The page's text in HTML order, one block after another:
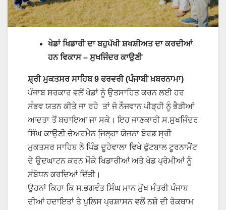
ਖੇਡਾਂ ਖਿਡਾਰੀ ਦਾ ਬਹੁਪੱਖੀ ਸ਼ਖਸ਼ੀਅਤ ਦਾ ਕਰਦੀਆਂ
ਹਨ ਵਿਕਾਸ – ਸੁਖਜਿੰਦਰ ਕਾਉਣੀ
ਸ਼੍ਰੀ ਮੁਕਤਸਰ ਸਾਹਿਬ 9 ਫਰਵਰੀ (ਪੰਜਾਬੀ ਖ਼ਬਰਨਾਮਾ)
ਪੰਜਾਬ ਸਰਕਾਰ ਵਲੋਂ ਖੇਡਾਂ ਨੂੰ ਉਤਸਾਹਿਤ ਕਰਨ ਲਈ ਹਰ
ਸੰਭਵ ਯਤਨ ਕੀਤੇ ਜਾ ਰਹੇ ਤਾਂ ਜੋ ਨੌਜਵਾਨ ਪੀੜ੍ਹੀ ਨੂੰ ਭੈੜੀਆਂ
ਆਦਤਾ ਤੋਂ ਬਚਾਇਆ ਜਾ ਸਕੇ। ਇਹ ਜਾਣਕਾਰੀ ਸ.ਸੁਖਜਿੰਦਰ
ਸਿੰਘ ਕਾਉਣੀ ਚੇਅਰਮੈਨ ਜਿ਼ਲ੍ਹਾ ਯੋਜਨਾ ਬੋਰਡ ਸ੍ਰੀ
ਮੁਕਤਸਰ ਸਾਹਿਬ ਨੇ ਪਿੰਡ ਦੂਹੇਵਾਲਾ ਵਿਖੇ ਫੁੱਟਬਾਲ ਟੂਰਨਾਮੈਂਟ
ਦੇ ਉਦਘਾਟਨ ਕਰਨ ਮੌਕੇ ਖਿਡਾਰੀਆਂ ਅਤੇ ਖੇਡ ਪ੍ਰੇਮੀਆਂ ਨੂੰ
ਸੰਬੋਧਨ ਕਰਦਿਆਂ ਦਿੱਤੀ।
ਉਹਨਾਂ ਕਿਹਾ ਕਿ ਸ.ਭਗਵੰਤ ਸਿੰਘ ਮਾਨ ਮੁੱਖ ਮੰਤਰੀ ਪੰਜਾਬ
ਦੀਆਂ ਹਦਾਇਤਾਂ ਤੇ ਪੁਲਿਸ ਪ੍ਰਸ਼ਾਸਨ ਵਲੋਂ ਨਸ਼ੇ ਦੀ ਰੋਕਥਾਮ